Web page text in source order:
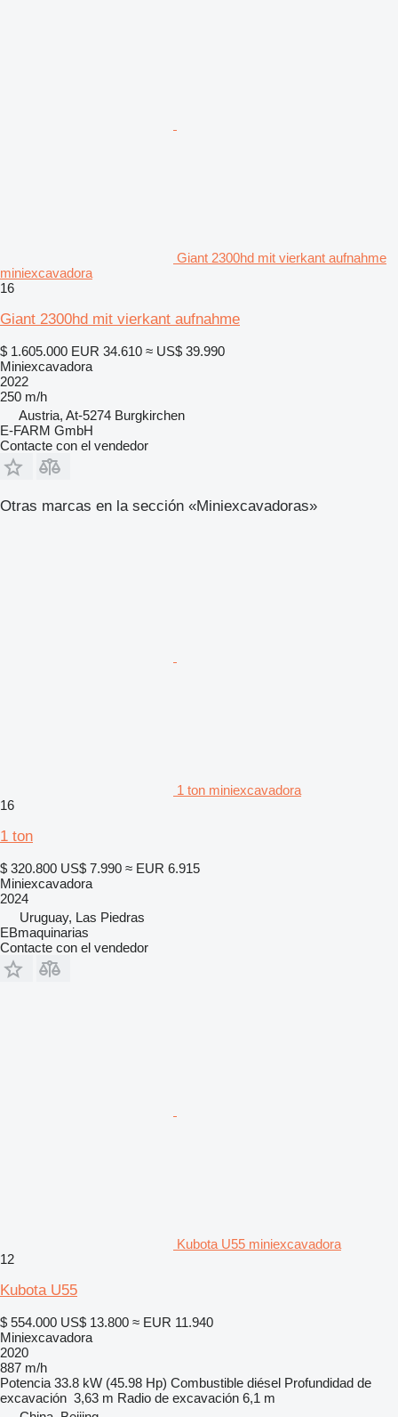
Giant 2300hd mit vierkant aufnahme
miniexcavadora
16
Giant 2300hd mit vierkant aufnahme
$ 1.605.000 EUR 34.610 ≈ US$ 39.990
Miniexcavadora
2022
250 m/h
Austria, At-5274 Burgkirchen
E-FARM GmbH
Contacte con el vendedor
Otras marcas en la sección «Miniexcavadoras»
1 ton miniexcavadora
16
1 ton
$ 320.800 US$ 7.990 ≈ EUR 6.915
Miniexcavadora
2024
Uruguay, Las Piedras
EBmaquinarias
Contacte con el vendedor
Kubota U55 miniexcavadora
12
Kubota U55
$ 554.000 US$ 13.800 ≈ EUR 11.940
Miniexcavadora
2020
887 m/h
Potencia 33.8 kW (45.98 Hp) Combustible diésel Profundidad de
excavación 3,63 m Radio de excavación 6,1 m